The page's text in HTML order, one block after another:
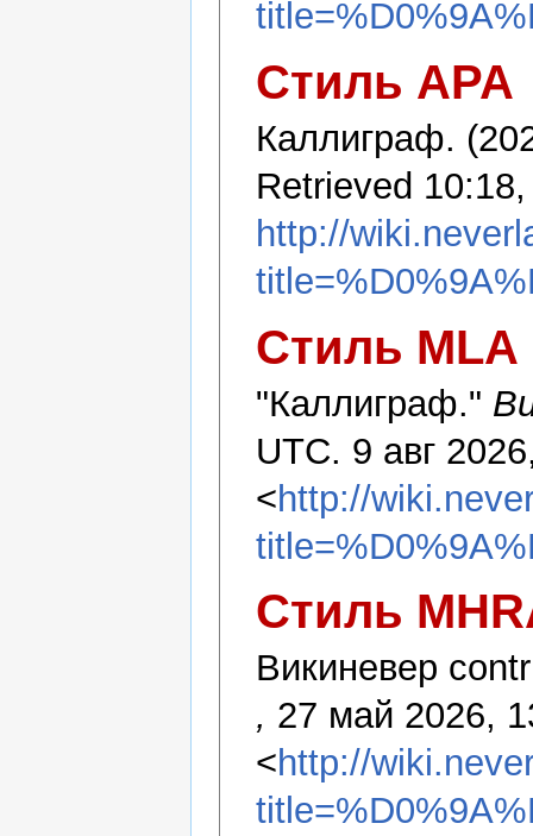
Стиль APA
Каллиграф.
Retrieved
http://
Стиль MLA
"Каллиграф."
UTC. 9 авг
<http://
Стиль
Викиневер
, 27 май 2026,
<http://